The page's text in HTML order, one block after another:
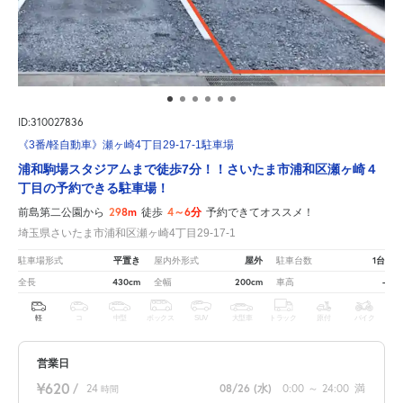
ID:310027836
《3番/軽自動車》瀬ヶ崎4丁目29-17-1駐車場
浦和駒場スタジアムまで徒歩7分！！さいたま市浦和区瀬ヶ崎４
丁目の予約できる駐車場！
前島第二公園から 298m 徒歩 4～6分 予約できてオススメ！
埼玉県さいたま市浦和区瀬ヶ崎4丁目29-17-1
駐車場形式 平置き 屋内外形式 屋外 駐車台数 1台
全長 430cm 全幅 200cm 車高 -
軽 中型 ボックス SUV 大型車 トラック 原付 バイク
営業日
¥620 / 24 時間 08/26 (水) 0:00 ～ 24:00 満